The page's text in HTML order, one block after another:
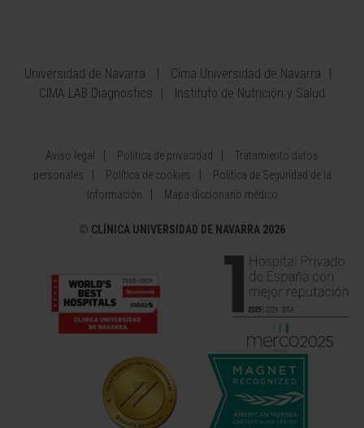
Universidad de Navarra
Cima Universidad de Navarra
CIMA LAB Diagnostics
Instituto de Nutrición y Salud
Aviso legal Política de privacidad
Tratamiento datos
personales
Política de cookies
Política de Seguridad de la
Información
Mapa diccionario médico
© CLÍNICA UNIVERSIDAD DE NAVARRA 2026